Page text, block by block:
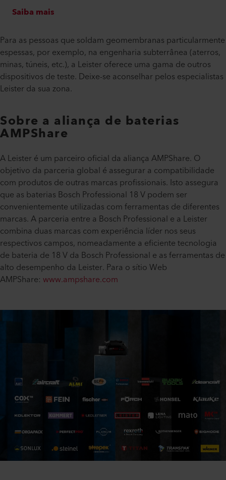
Saiba mais
Para as pessoas que soldam geomembranas particularmente
espessas, por exemplo, na engenharia subterrânea (aterros,
minas, túneis, etc.), a Leister oferece uma gama de outros
dispositivos de teste. Deixe-se aconselhar pelos especialistas
Leister da sua zona.
Sobre a aliança de baterias
AMPShare
A Leister é um parceiro oficial da aliança AMPShare. O
objetivo da parceria global é assegurar a compatibilidade
com produtos de outras marcas profissionais. Isto assegura
que as baterias Bosch Professional 18 V podem ser
convenientemente utilizadas com ferramentas de diferentes
marcas. A parceria entre a Bosch Professional e a Leister
combina duas marcas com experiência líder nos seus
respectivos campos, nomeadamente a eficiente tecnologia
de bateria de 18 V da Bosch Professional e as ferramentas de
alto desempenho da Leister. Para o sítio Web
AMPShare: www.ampshare.com